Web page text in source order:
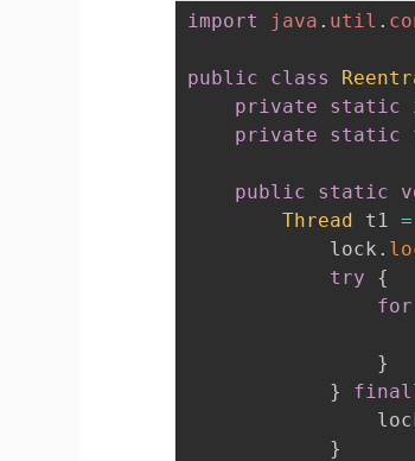
import java . util .
public class
private
static
private
static
public static
Thread t1 =
            lock
.
try
{
for
}
}
}